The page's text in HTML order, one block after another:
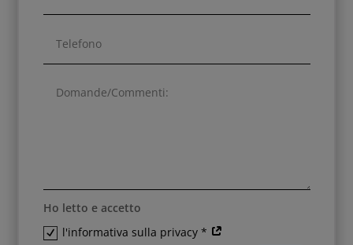
Ho letto e accetto
l'informativa sulla privacy *